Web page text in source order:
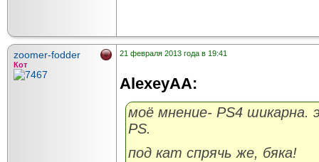
zoomer-fodder
Кот
21 февраля 2013 года в 19:41
AlexeyAA:
моё мнение- PS4 шикарна.
PS.
под кат спрячь же, бяка!